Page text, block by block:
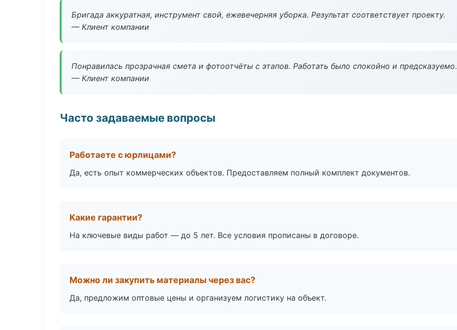
Бригада аккуратная, инструмент свой, ежевечерняя уборка. Результат соответствует проекту.
— Клиент компании
Понравилась прозрачная смета и фотоотчёты с этапов. Работать было спокойно и предсказуемо.
— Клиент компании
Часто задаваемые вопросы
Работаете с юрлицами?
Да, есть опыт коммерческих объектов. Предоставляем полный комплект документов.
Какие гарантии?
На ключевые виды работ — до 5 лет. Все условия прописаны в договоре.
Можно ли закупить материалы через вас?
Да, предложим оптовые цены и организуем логистику на объект.